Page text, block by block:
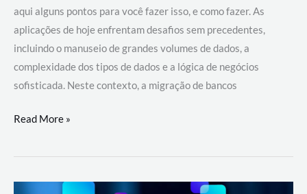
aqui alguns pontos para você fazer isso, e como fazer. As
aplicações de hoje enfrentam desafios sem precedentes,
incluindo o manuseio de grandes volumes de dados, a
complexidade dos tipos de dados e a lógica de negócios
sofisticada. Neste contexto, a migração de bancos
Por
migrar
Read More »